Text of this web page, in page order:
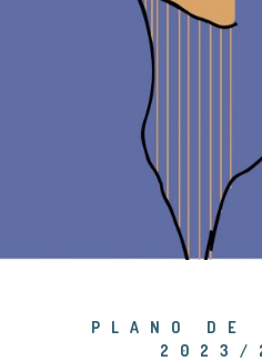
PLANO DE
2023/